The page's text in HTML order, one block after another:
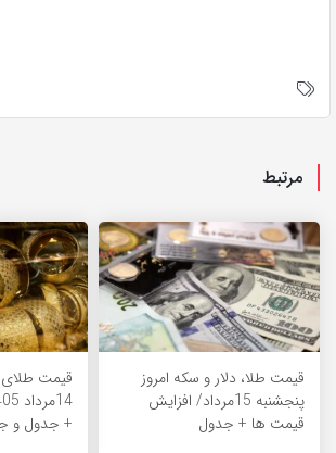
مرتبط
قیمت طلا، دلار و سکه امروز
پنجشنبه 15مرداد/ افزایش
قیمت ها + جدول
+ جدول و